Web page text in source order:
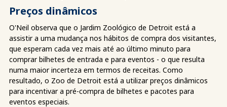
Preços dinâmicos
O'Neil observa que o Jardim Zoológico de Detroit está a
assistir a uma mudança nos hábitos de compra dos visitantes,
que esperam cada vez mais até ao último minuto para
comprar bilhetes de entrada e para eventos - o que resulta
numa maior incerteza em termos de receitas. Como
resultado, o Zoo de Detroit está a utilizar preços dinâmicos
para incentivar a pré-compra de bilhetes e pacotes para
eventos especiais.